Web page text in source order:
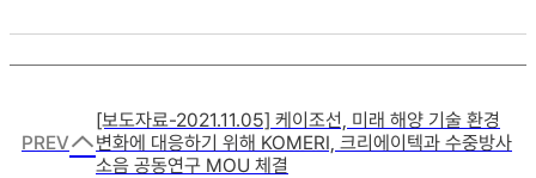
PREV
[보도자료-2021.11.05] 케이조선, 미래 해양 기술 환경
변화에 대응하기 위해 KOMERI, 크리에이텍과 수중방사
소음 공동연구 MOU 체결